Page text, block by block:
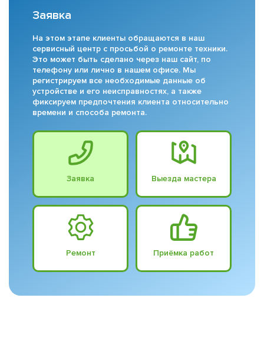
Заявка
На этом этапе клиенты обращаются в наш
сервисный центр с просьбой о ремонте техники.
Это может быть сделано через наш сайт, по
телефону или лично в нашем офисе. Мы
регистрируем все необходимые данные об
устройстве и его неисправностях, а также
фиксируем предпочтения клиента относительно
времени и способа ремонта.
Заявка Выезда мастера
Ремонт Приёмка работ